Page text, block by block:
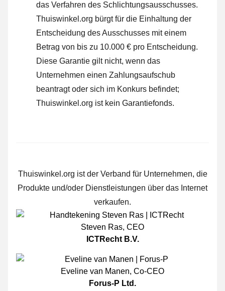
das Verfahren des Schlichtungsausschusses.
Thuiswinkel.org bürgt für die Einhaltung der
Entscheidung des Ausschusses mit einem
Betrag von bis zu 10.000 € pro Entscheidung.
Diese Garantie gilt nicht, wenn das
Unternehmen einen Zahlungsaufschub
beantragt oder sich im Konkurs befindet;
Thuiswinkel.org ist kein Garantiefonds.
Thuiswinkel.org ist der Verband für Unternehmen, die
Produkte und/oder Dienstleistungen über das Internet
verkaufen.
Steven Ras, CEO
ICTRecht B.V.
Eveline van Manen, Co-CEO
Forus-P Ltd.